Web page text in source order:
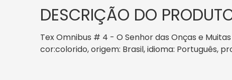
DESCRIÇÃO DO
Tex Omnibus # 4 - O Senhor das Onças e
cor:colorido, origem: Brasil, idioma: Português,